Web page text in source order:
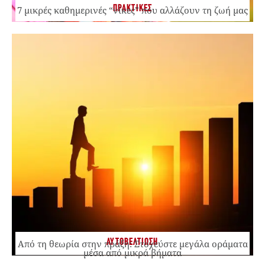
ΠΡΑΚΤΙΚΕΣ
7 μικρές καθημερινές “νίκες” που αλλάζουν τη ζωή μας
ΑΥΤΟΒΕΛΤΙΩΣΗ
Από τη θεωρία στην πράξη: Στοχεύστε μεγάλα οράματα
μέσα από μικρά βήματα